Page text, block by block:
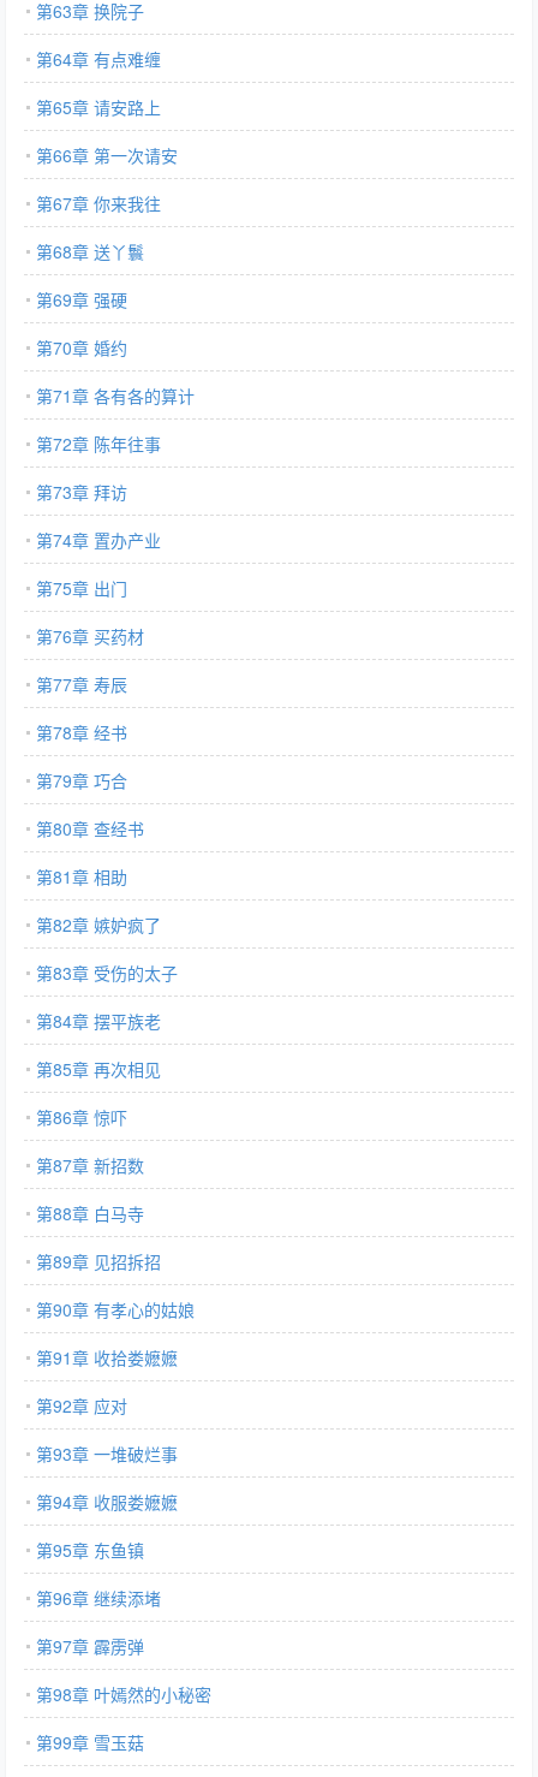
第63章 换院子
第64章 有点难缠
第65章 请安路上
第66章 第一次请安
第67章 你来我往
第68章 送丫鬟
第69章 强硬
第70章 婚约
第71章 各有各的算计
第72章 陈年往事
第73章 拜访
第74章 置办产业
第75章 出门
第76章 买药材
第77章 寿辰
第78章 经书
第79章 巧合
第80章 查经书
第81章 相助
第82章 嫉妒疯了
第83章 受伤的太子
第84章 摆平族老
第85章 再次相见
第86章 惊吓
第87章 新招数
第88章 白马寺
第89章 见招拆招
第90章 有孝心的姑娘
第91章 收拾娄嬷嬷
第92章 应对
第93章 一堆破烂事
第94章 收服娄嬷嬷
第95章 东鱼镇
第96章 继续添堵
第97章 霹雳弹
第98章 叶嫣然的小秘密
第99章 雪玉菇